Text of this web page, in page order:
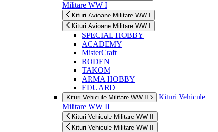
Militare WW I
Kituri Avioane Militare WW I
Kituri Avioane Militare WW I
SPECIAL HOBBY
ACADEMY
MisterCraft
RODEN
TAKOM
ARMA HOBBY
EDUARD
Kituri Vehicule Militare WW II
Kituri Vehicule
Militare WW II
Kituri Vehicule Militare WW II
Kituri Vehicule Militare WW II